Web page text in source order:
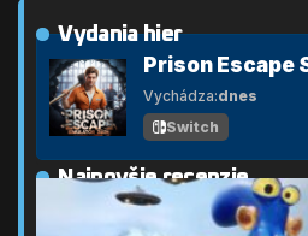
Vydania hier
Prison Escape
Vychádza:dnes
Switch
Najnovšie recenzie